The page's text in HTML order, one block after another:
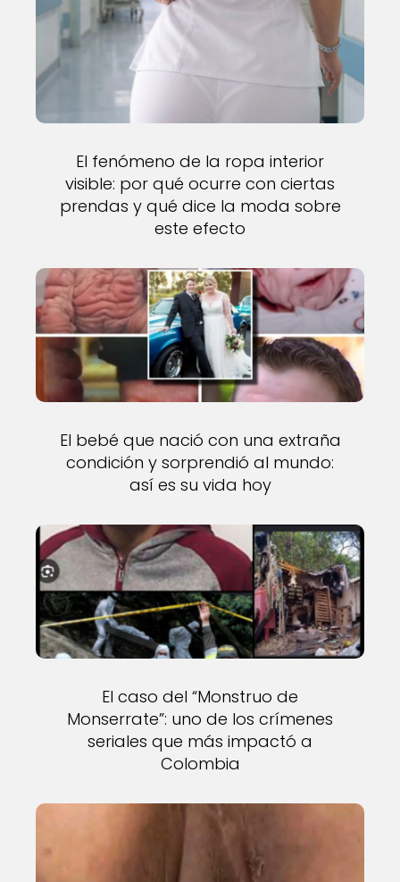
El fenómeno de la ropa interior
visible: por qué ocurre con ciertas
prendas y qué dice la moda sobre
este efecto
El bebé que nació con una extraña
condición y sorprendió al mundo:
así es su vida hoy
El caso del “Monstruo de
Monserrate”: uno de los crímenes
seriales que más impactó a
Colombia